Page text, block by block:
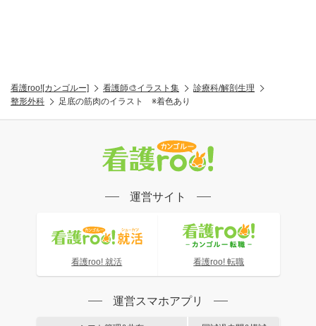
看護roo![カンゴルー] 看護師🎨イラスト集
診療科/解剖生理
整形外科
足底の筋肉のイラスト ※着色あり
運営サイト
看護roo! 就活 看護roo! 転職
運営スマホアプリ